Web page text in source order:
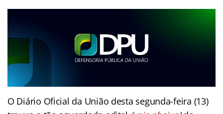
O Diário Oficial da União desta segunda-feira (13)